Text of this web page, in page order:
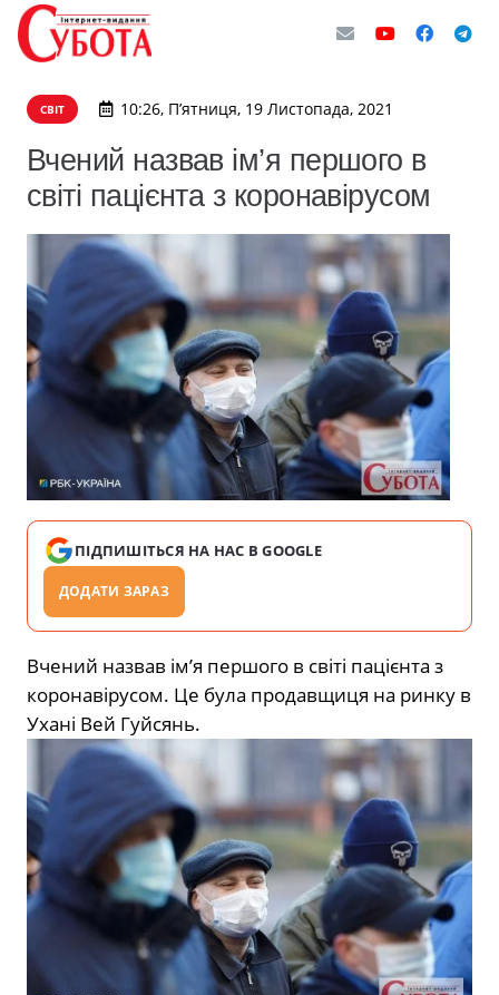
СВІТ 10:26, П’ятниця, 19 Листопада, 2021
Вчений назвав ім’я першого в
світі пацієнта з коронавірусом
ПІДПИШІТЬСЯ НА НАС В GOOGLE
ДОДАТИ ЗАРАЗ
Вчений назвав ім’я першого в світі пацієнта з
коронавірусом. Це була продавщиця на ринку в
Ухані Вей Гуйсянь.